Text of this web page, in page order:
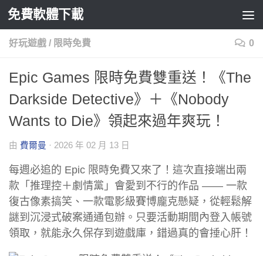
Skip to content
免費軟體下載
好玩遊戲 / 限時免費 0
Epic Games 限時免費雙重送！《The
Darkside Detective》＋《Nobody
Wants to Die》領起來過年爽玩！
由 費爾曼 · 2026 年 02 月 13 日
每週必追的 Epic 限時免費又來了！這次直接端出兩
款「推理控＋劇情黨」會愛到不行的作品 —— 一款
復古像素搞笑、一款電影級賽博龐克懸疑，從輕鬆解
謎到沉浸式破案通通包辦。只要活動期間內登入帳號
領取，就能永久保存到遊戲庫，錯過真的會捶心肝！